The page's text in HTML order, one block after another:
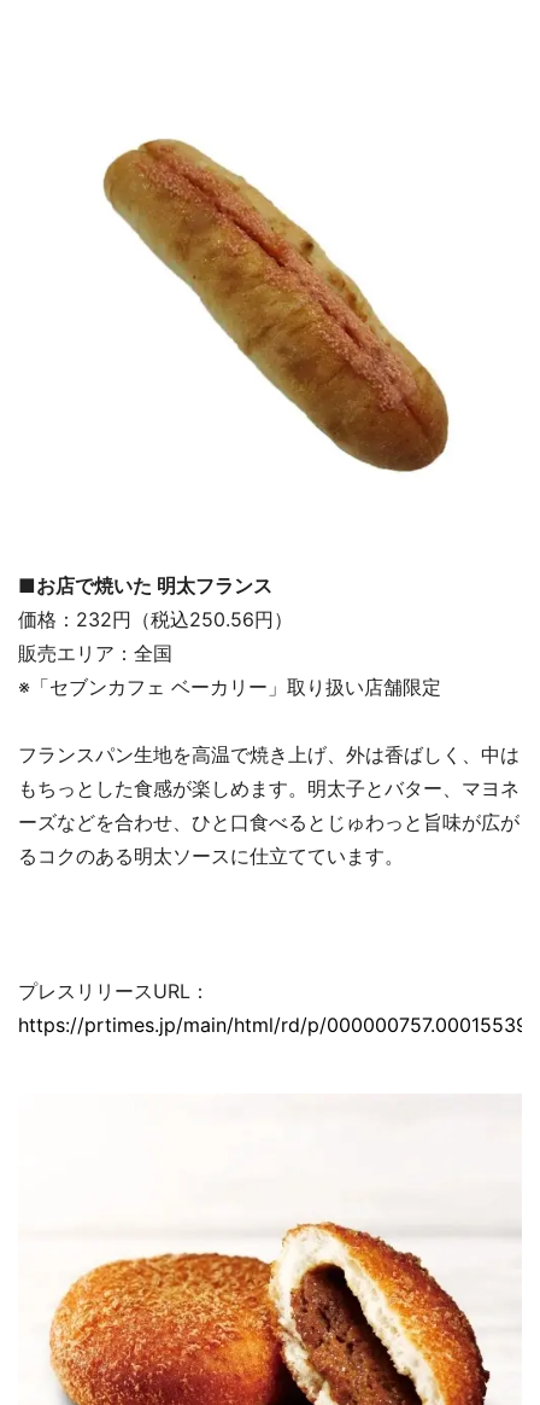
■お店で焼いた 明太フランス
価格：232円（税込250.56円）
販売エリア：全国
※「セブンカフェ ベーカリー」取り扱い店舗限定
フランスパン生地を高温で焼き上げ、外は香ばしく、中は
もちっとした食感が楽しめます。明太子とバター、マヨネ
ーズなどを合わせ、ひと口食べるとじゅわっと旨味が広が
るコクのある明太ソースに仕立てています。
プレスリリースURL：
https://prtimes.jp/main/html/rd/p/